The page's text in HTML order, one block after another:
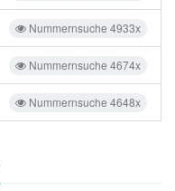
Nummernsuche 4933x
Nummernsuche 4674x
Nummernsuche 4648x